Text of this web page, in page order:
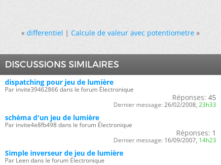
« differentiel|Calcule de valeur avec potentiometre »
DISCUSSIONS SIMILAIRES
dispatching pour jeu de lumière
Par invite39462866 dans le forum Électronique
Réponses: 45
Dernier message: 26/02/2008, 23h33
schéma d'un jeu de lumière
Par invite4e8fb498 dans le forum Électronique
Réponses: 1
Dernier message: 16/09/2007, 14h23
Simple inverseur de jeu de lumière
Par Leen dans le forum Électronique